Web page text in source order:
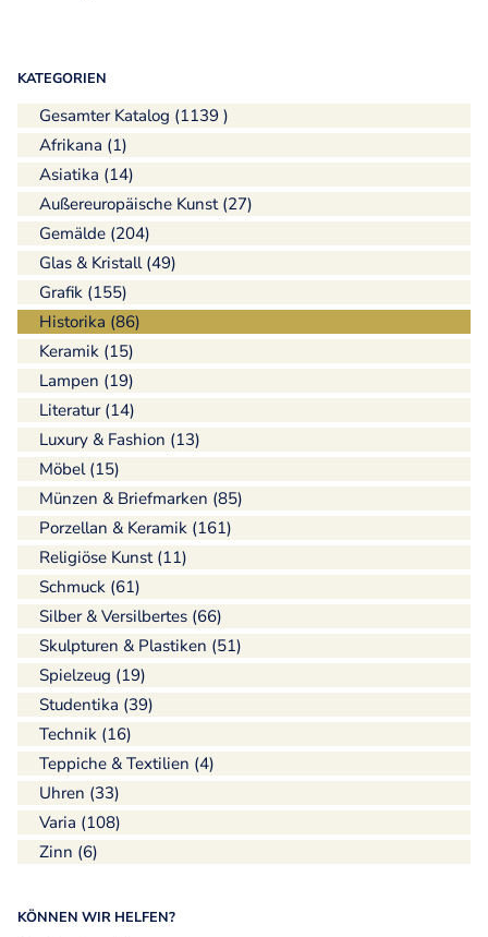
KATEGORIEN
Gesamter Katalog (1139 )
Afrikana (1)
Asiatika (14)
Außereuropäische Kunst (27)
Gemälde (204)
Glas & Kristall (49)
Grafik (155)
Historika (86)
Keramik (15)
Lampen (19)
Literatur (14)
Luxury & Fashion (13)
Möbel (15)
Münzen & Briefmarken (85)
Porzellan & Keramik (161)
Religiöse Kunst (11)
Schmuck (61)
Silber & Versilbertes (66)
Skulpturen & Plastiken (51)
Spielzeug (19)
Studentika (39)
Technik (16)
Teppiche & Textilien (4)
Uhren (33)
Varia (108)
Zinn (6)
KÖNNEN WIR HELFEN?